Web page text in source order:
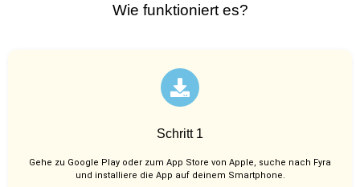
Wie funktioniert es?
Schritt 1
Gehe zu Google Play oder zum App Store von Apple, suche nach Fyra
und installiere die App auf deinem Smartphone.